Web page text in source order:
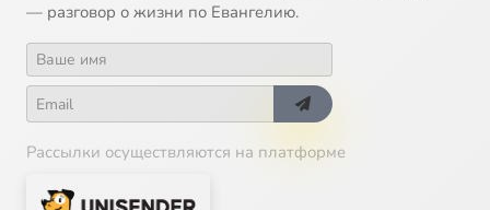
— разговор о жизни по Евангелию.
Рассылки осуществляются на платформе